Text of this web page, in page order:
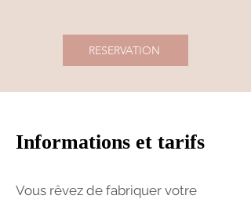
RESERVATION
Informations et tarifs
Vous rêvez de fabriquer votre